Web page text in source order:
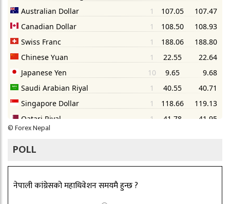
©Forex Nepal
POLL
नेपाली कांग्रेसको महाधिवेशन समयमै हुन्छ ?